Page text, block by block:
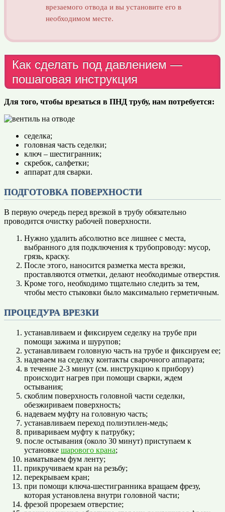
врезаемого отвода и вы установите его в
необходимом месте.
Как сделать под давлением —
пошаговая инструкция
Для того, чтобы врезаться в ПНД трубу, нам потребуется:
седелка;
головная часть седелки;
ключ – шестигранник;
скребок, салфетки;
аппарат для сварки.
ПОДГОТОВКА ПОВЕРХНОСТИ
В первую очередь перед врезкой в трубу обязательно
проводится очистку рабочей поверхности.
Нужно удалить абсолютно все лишнее с места,
выбранного для подключения к трубопроводу: мусор,
грязь, краску.
После этого, наносится разметка места врезки,
проставляются отметки, делают необходимые отверстия.
Кроме того, необходимо тщательно следить за тем,
чтобы место стыковки было максимально герметичным.
ПРОЦЕДУРА ВРЕЗКИ
устанавливаем и фиксируем седелку на трубе при
помощи зажима и шурупов;
устанавливаем головную часть на трубе и фиксируем ее;
надеваем на седелку контакты сварочного аппарата;
в течение 2-3 минут (см. инструкцию к прибору)
происходит нагрев при помощи сварки, ждем
остывания;
скоблим поверхность головной части седелки,
обезжириваем поверхность;
надеваем муфту на головную часть;
устанавливаем переход полиэтилен-медь;
привариваем муфту к патрубку;
после остывания (около 30 минут) приступаем к
установке шарового крана;
наматываем фум ленту;
прикручиваем кран на резьбу;
перекрываем кран;
при помощи ключа-шестигранника вращаем фрезу,
которая установлена внутри головной части;
фрезой прорезаем отверстие;